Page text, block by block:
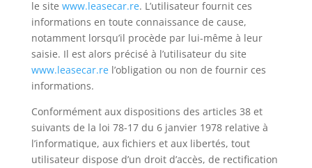
le site www.leasecar.re. L’utilisateur fournit ces
informations en toute connaissance de cause,
notamment lorsqu’il procède par lui-même à leur
saisie. Il est alors précisé à l’utilisateur du site
www.leasecar.rel’obligation ou non de fournir ces
informations.
Conformément aux dispositions des articles 38 et
suivants de la loi 78-17 du 6 janvier 1978 relative à
l’informatique, aux fichiers et aux libertés, tout
utilisateur dispose d’un droit d’accès, de rectification